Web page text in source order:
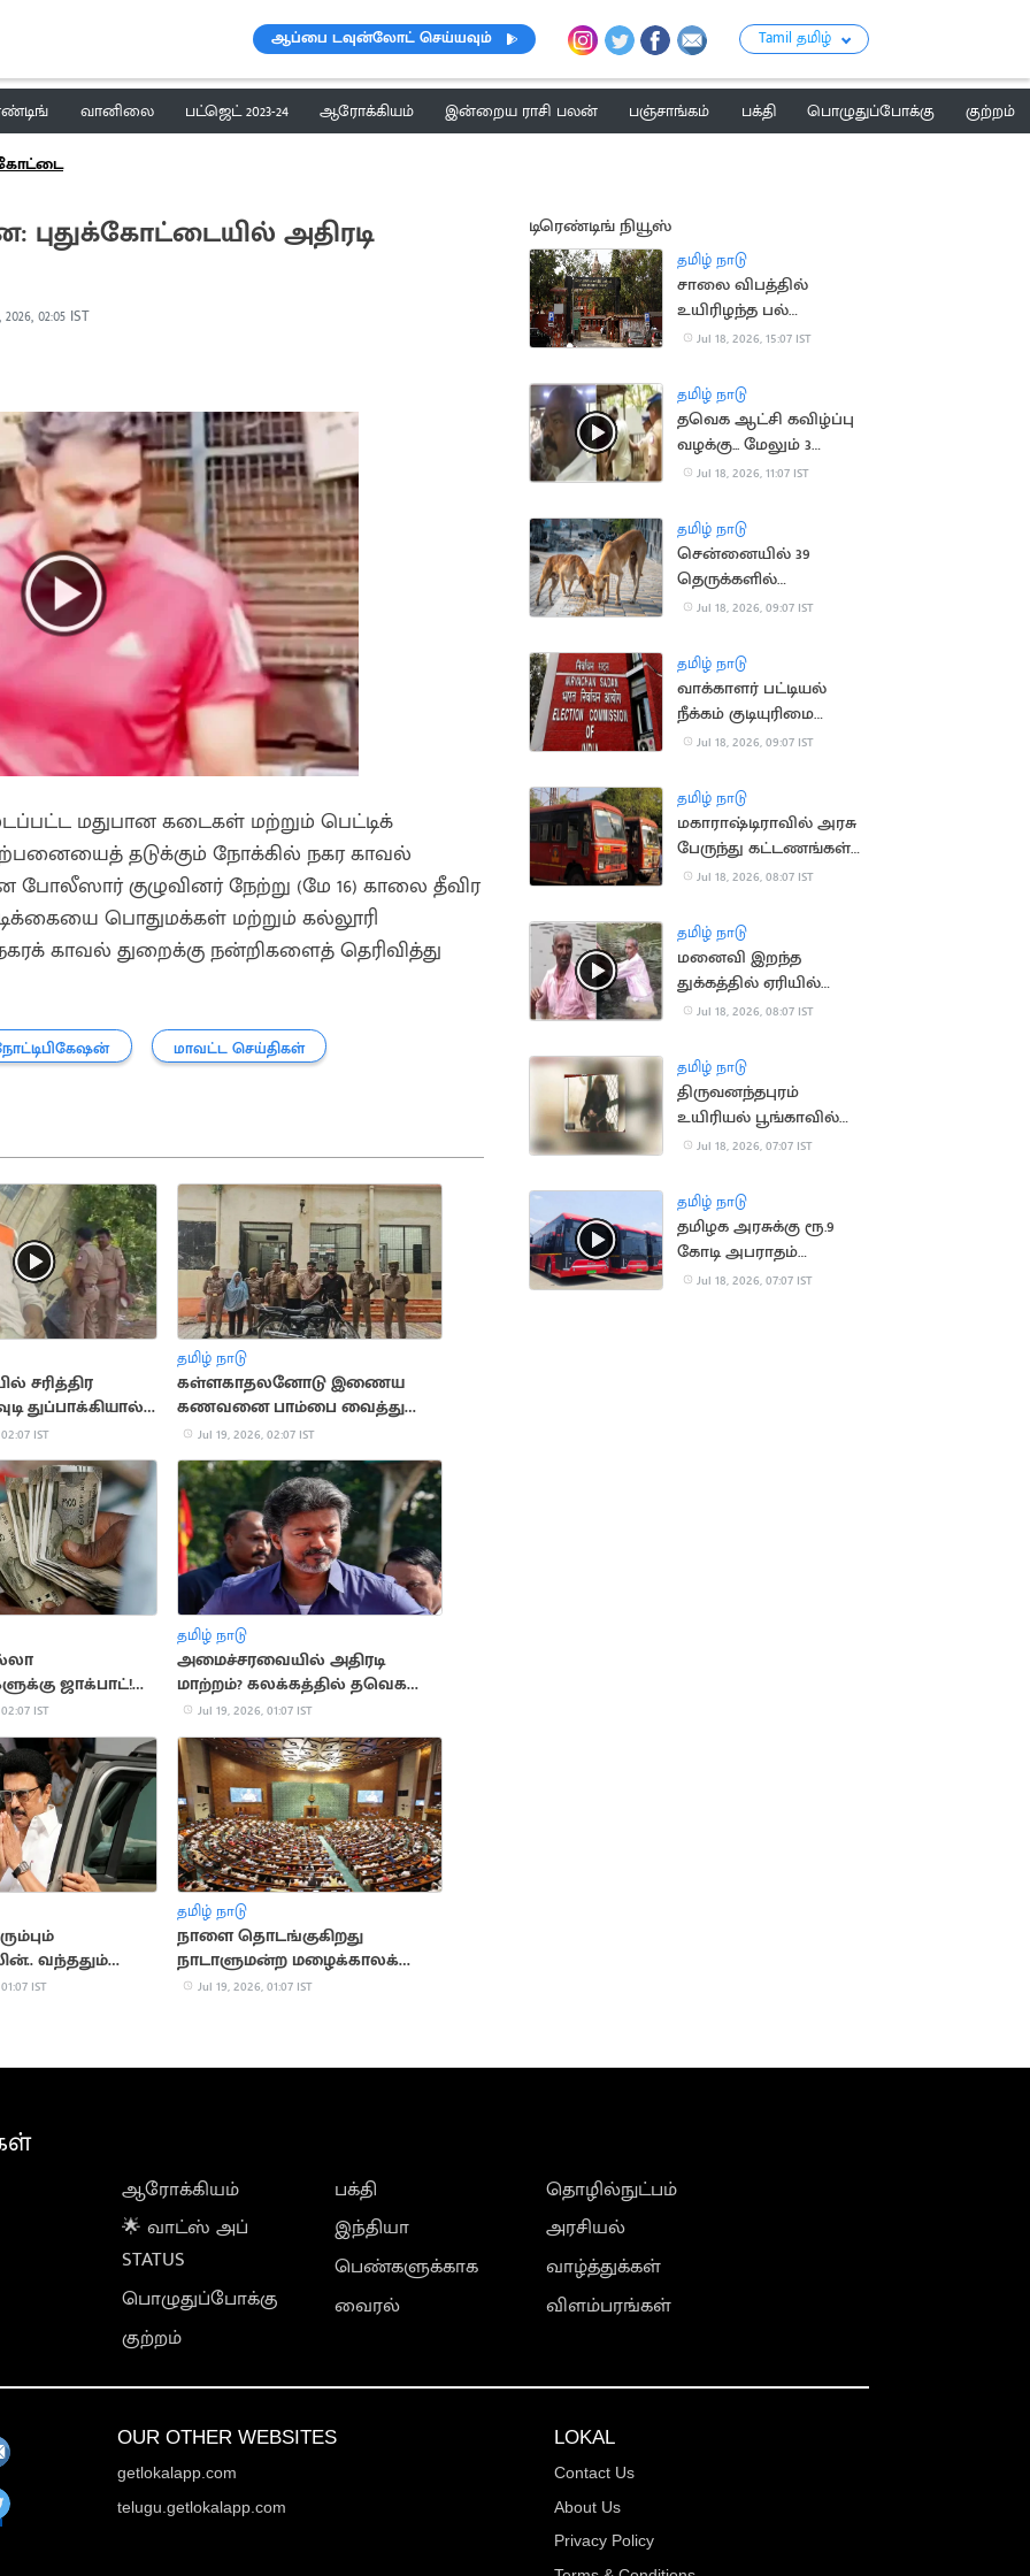
ஆப்பை டவுன்லோட் செய்யவும் Tamil தமிழ்
வானிலை பட்ஜெட் 2023-24 ஆரோக்கியம் இன்றைய ராசி பலன் பஞ்சாங்கம் பக்தி பொழுதுப்போக்கு
குற்றம்
அதிரடி
02:05 IST
மதுபான கடைகள் மற்றும் பெட்டிக்
தடுக்கும் நோக்கில் நகர காவல்
குழுவினர் நேற்று (மே 16) காலை தீவிர
பொதுமக்கள் மற்றும் கல்லூரி
காவல் துறைக்கு நன்றிகளைத் தெரிவித்து
மாவட்ட செய்திகள்
சரித்திர
துப்பாக்கியால்
IST
தமிழ் நாடு
கள்ளகாதலனோடு இணைய
கணவனை பாம்பை வைத்து
கொன்ற மனைவி
Jul 19, 2026, 02:07 IST
ஜாக்பாட்!
ரூ.4,000 ஆக
IST
தமிழ் நாடு
அமைச்சரவையில் அதிரடி
மாற்றம்? கலக்கத்தில் தவெக
அமைச்சர்கள்
Jul 19, 2026, 01:07 IST
வந்ததும்
IST
தமிழ் நாடு
நாளை தொடங்குகிறது
நாடாளுமன்ற மழைக்காலக்
கூட்டத்தொடர்
Jul 19, 2026, 01:07 IST
டிரெண்டிங் நியூஸ்
தமிழ் நாடு
சாலை விபத்தில்
உயிரிழந்த பல்
மருத்துவரின்
கோடி இழப்பீடு
Jul 18, 2026, 15:07 IST
தமிழ் நாடு
தவெக ஆட்சி கவிழ்ப்பு
வழக்கு... மேலும் 3
பேரிடம் போலீசார் தீவிர
Jul 18, 2026, 11:07 IST
தமிழ் நாடு
சென்னையில் 39
தெருக்களில்
தெருநாய்களுக்கு
Jul 18, 2026, 09:07 IST
தமிழ் நாடு
வாக்காளர் பட்டியல்
நீக்கம் குடியுரிமை
இழப்பாகாது: உச்ச
Jul 18, 2026, 09:07 IST
தமிழ் நாடு
மகாராஷ்டிராவில் அரசு
பேருந்து கட்டணங்கள்
உயர்வு
Jul 18, 2026, 08:07 IST
தமிழ் நாடு
மனைவி இறந்த
துக்கத்தில் ஏரியில்
குதித்து தற்கொலை
மீட்பு
Jul 18, 2026, 08:07 IST
தமிழ் நாடு
திருவனந்தபுரம்
உயிரியல் பூங்காவில்
நீலகிரி கருங்குரங்கு
Jul 18, 2026, 07:07 IST
தமிழ் நாடு
தமிழக அரசுக்கு ரூ.9
கோடி அபராதம்
செலுத்திய OHM
Jul 18, 2026, 07:07 IST
ஆரோக்கியம்
🌟 வாட்ஸ் அப்
STATUS
பொழுதுப்போக்கு
குற்றம்
பக்தி
இந்தியா
பெண்களுக்காக
வைரல்
தொழில்நுட்பம்
அரசியல்
வாழ்த்துக்கள்
விளம்பரங்கள்
OUR OTHER WEBSITES
getlokalapp.com
telugu.getlokalapp.com
LOKAL
Contact Us
About Us
Privacy Policy